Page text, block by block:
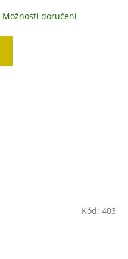
Možnosti doručení
Kód: 403